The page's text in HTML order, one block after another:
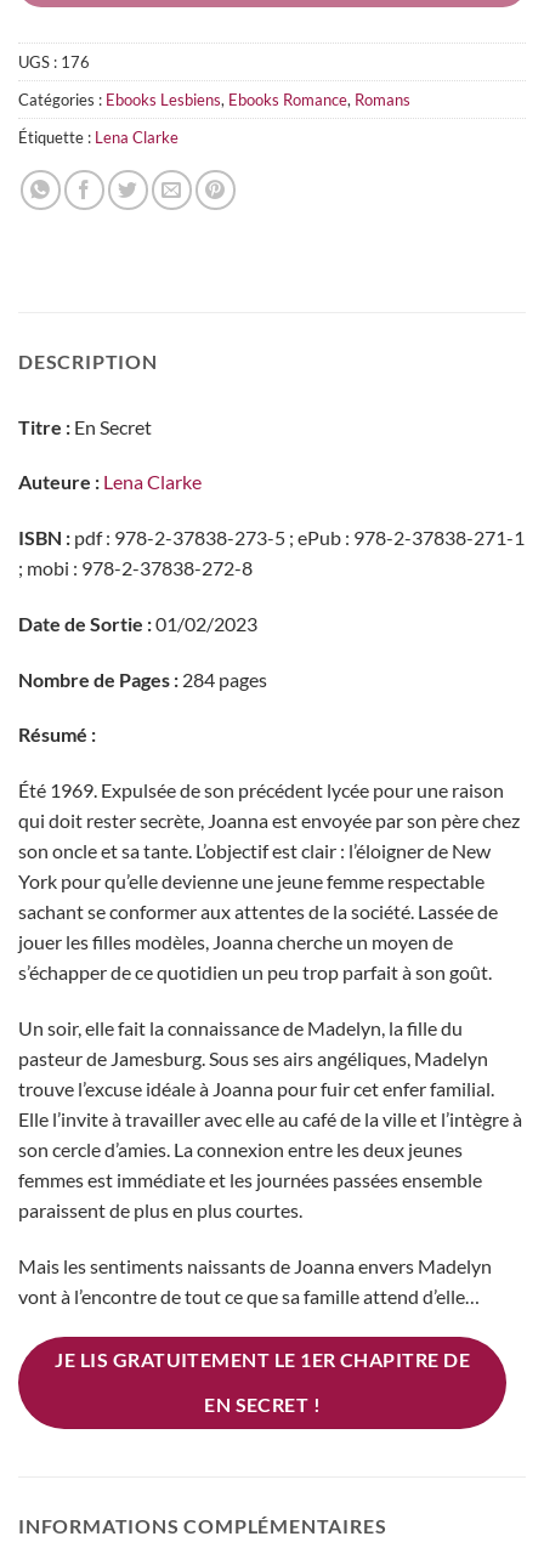
UGS : 176
Catégories : Ebooks Lesbiens, Ebooks Romance, Romans
Étiquette : Lena Clarke
DESCRIPTION
Titre : En Secret
Auteure : Lena Clarke
ISBN : pdf : 978-2-37838-273-5 ; ePub : 978-2-37838-271-1
; mobi : 978-2-37838-272-8
Date de Sortie :01/02/2023
Nombre de Pages : 284 pages
Résumé :
Été 1969. Expulsée de son précédent lycée pour une raison
qui doit rester secrète, Joanna est envoyée par son père chez
son oncle et sa tante. L’objectif est clair : l’éloigner de New
York pour qu’elle devienne une jeune femme respectable
sachant se conformer aux attentes de la société. Lassée de
jouer les filles modèles, Joanna cherche un moyen de
s’échapper de ce quotidien un peu trop parfait à son goût.
Un soir, elle fait la connaissance de Madelyn, la fille du
pasteur de Jamesburg. Sous ses airs angéliques, Madelyn
trouve l’excuse idéale à Joanna pour fuir cet enfer familial.
Elle l’invite à travailler avec elle au café de la ville et l’intègre à
son cercle d’amies. La connexion entre les deux jeunes
femmes est immédiate et les journées passées ensemble
paraissent de plus en plus courtes.
Mais les sentiments naissants de Joanna envers Madelyn
vont à l’encontre de tout ce que sa famille attend d’elle…
JE LIS GRATUITEMENT LE 1ER CHAPITRE DE
EN SECRET !
INFORMATIONS COMPLÉMENTAIRES